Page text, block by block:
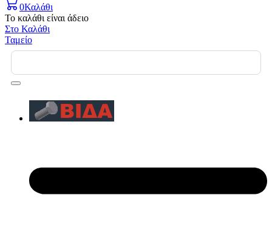
0Καλάθι
Το καλάθι είναι άδειο
Στο Καλάθι
Ταμείο